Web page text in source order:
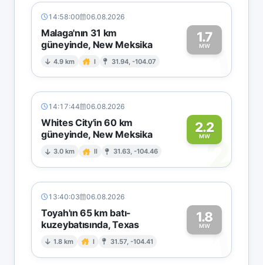
14:58:00 06.08.2026
Malaga'nın 31 km
güneyinde, New Meksika
4.9 km I 31.94, -104.07
1.7
MW1
14:17:44 06.08.2026
Whites City'in 60 km
güneyinde, New Meksika
3.0 km II 31.63, -104.46
2.2
MW2
13:40:03 06.08.2026
Toyah'ın 65 km batı-
kuzeybatısında, Texas
1.8 km I 31.57, -104.41
1.8
MW1